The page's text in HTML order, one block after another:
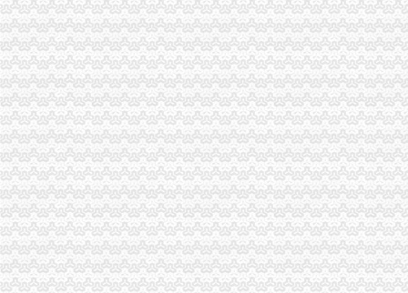
重庆低价工商代办税务咨询注销变更财务代理-直辖市重庆工商信息
南岸区公司注册、公司注销、税务清算注销、公司转让-重庆南岸南岸
小规模纳税企业注销_小规模纳税企业注销流程-78挂靠网
重庆市保险统一征缴管理工作规范
中国涉税鉴证网-涉税鉴证,税务鉴证,中惠,中国税务,顾问,代
青岛开票-青岛票-青岛发票税务代理中心-
【南通税务变更公司排名_排行榜_十大品牌_口碑好的税务变更公司】-
南宁财务咨询批发|价格|厂家_顺企网